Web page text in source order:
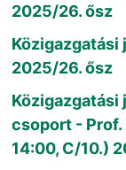
2025/26. ősz
Közigazgatási
2025/26. ősz
Közigazgatási
csoport - Prof.
14:00, C/10.)